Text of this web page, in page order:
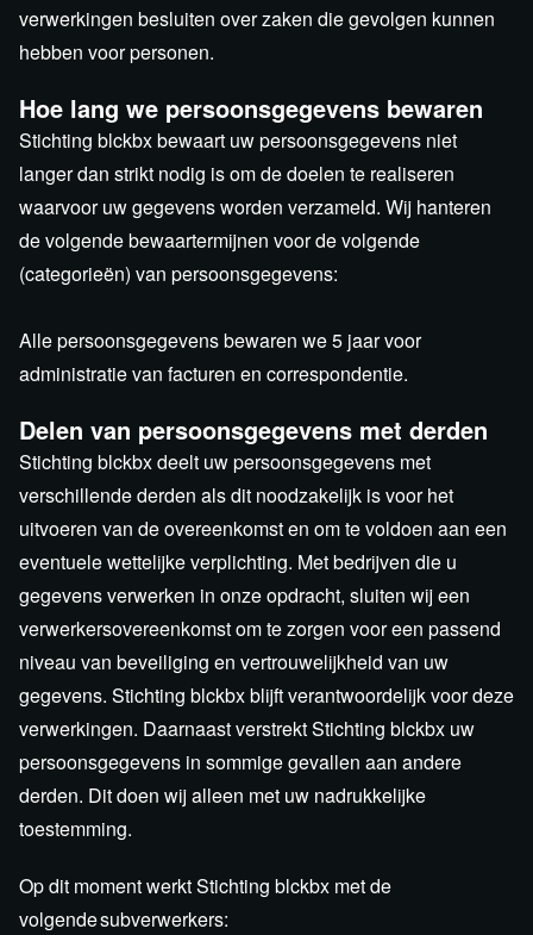
verwerkingen besluiten over zaken die gevolgen kunnen
hebben voor personen.
Hoe lang we persoonsgegevens bewaren
Stichting blckbx bewaart uw persoonsgegevens niet
langer dan strikt nodig is om de doelen te realiseren
waarvoor uw gegevens worden verzameld. Wij hanteren
de volgende bewaartermijnen voor de volgende
(categorieën) van persoonsgegevens:
Alle persoonsgegevens bewaren we 5 jaar voor
administratie van facturen en correspondentie.
Delen van persoonsgegevens met derden
Stichting blckbx deelt uw persoonsgegevens met
verschillende derden als dit noodzakelijk is voor het
uitvoeren van de overeenkomst en om te voldoen aan een
eventuele wettelijke verplichting. Met bedrijven die u
gegevens verwerken in onze opdracht, sluiten wij een
verwerkersovereenkomst om te zorgen voor een passend
niveau van beveiliging en vertrouwelijkheid van uw
gegevens. Stichting blckbx blijft verantwoordelijk voor deze
verwerkingen. Daarnaast verstrekt Stichting blckbx uw
persoonsgegevens in sommige gevallen aan andere
derden. Dit doen wij alleen met uw nadrukkelijke
toestemming.
Op dit moment werkt Stichting blckbx met de
volgende subverwerkers: